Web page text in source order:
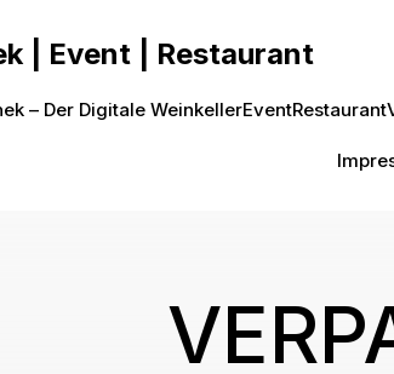
| Event | Restaurant
– Der Digitale WeinkellerEventRestaurant